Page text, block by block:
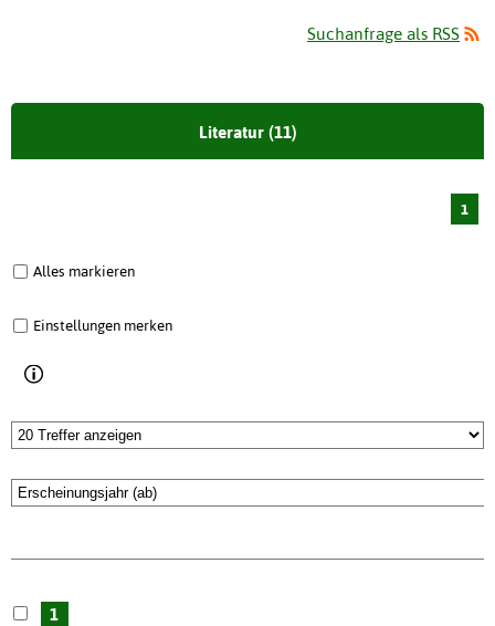
Suchanfrage als RSS
Literatur (11)
1
Alles markieren
Einstellungen merken
1